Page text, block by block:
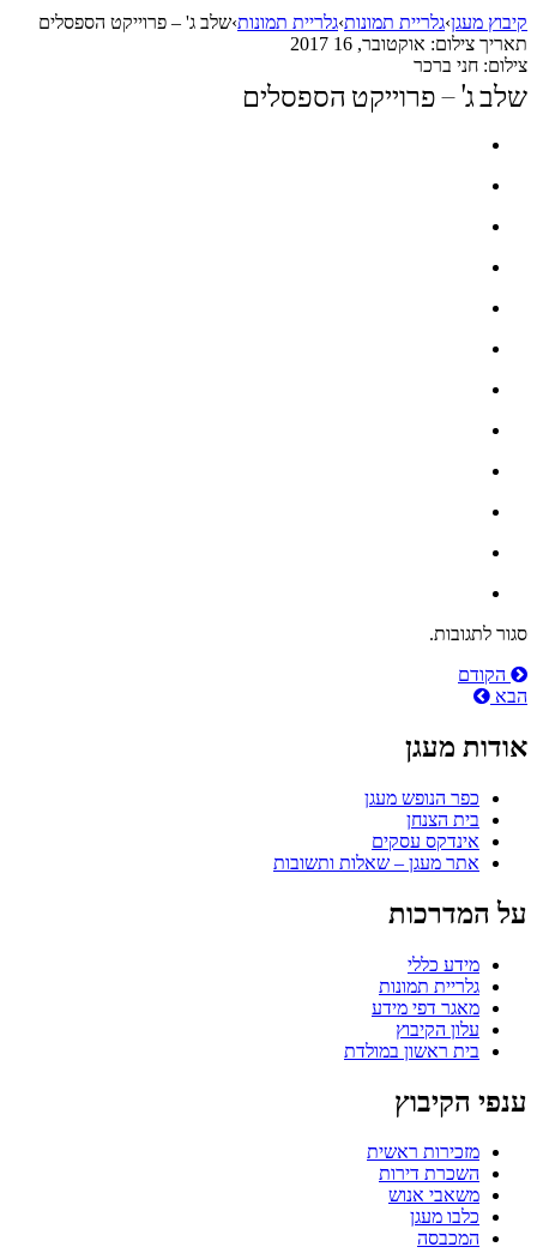
קיבוץ מעגן›גלריית תמונות›גלריית תמונות›שלב ג' – פרוייקט הספסלים
תאריך צילום: אוקטובר, 16 2017
צילום: חני ברכר
שלב ג' – פרוייקט הספסלים
סגור לתגובות.
ניווטהקודם
הבא
אודות מעגן
כפר הנופש מעגן
בית הצנחן
אינדקס עסקים
אתר מעגן – שאלות ותשובות
על המדרכות
מידע כללי
גלריית תמונות
מאגר דפי מידע
עלון הקיבוץ
בית ראשון במולדת
ענפי הקיבוץ
מזכירות ראשית
השכרת דירות
משאבי אנוש
כלבו מעגן
המכבסה